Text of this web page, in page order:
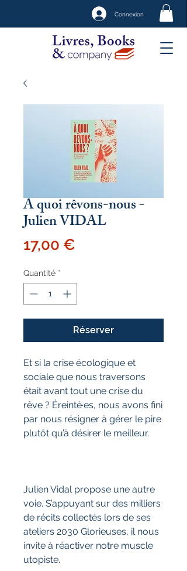
Connexion
A quoi rêvons-nous -
Julien VIDAL
17,00 €
Quantité *
Réserver
Et si la crise écologique et
sociale que nous traversons
était avant tout une crise du
rêve ? Éreinté·es, nous avons fini
par nous résigner à gérer le pire
plutôt qu’à désirer le meilleur.
Julien Vidal propose une autre
voie. S’appuyant sur des milliers
de récits collectés lors de ses
ateliers 2030 Glorieuses, il nous
invite à réactiver notre muscle
utopiste.